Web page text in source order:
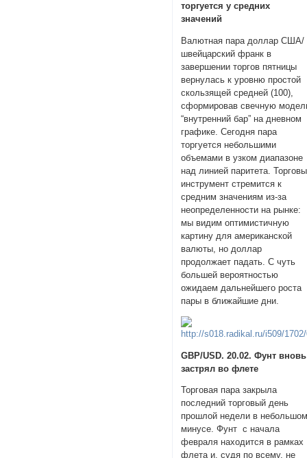
торгуется у средних
значений
Валютная пара доллар США/
швейцарский франк в
завершении торгов пятницы
вернулась к уровню простой
скользящей средней (100),
сформировав свечную
“внутренний бар” на дневном
графике. Сегодня пара
торгуется небольшими
объемами в узком диапазоне
над линией паритета.
инструмент стремится к
средним значениям из-за
неопределенности на рынке:
мы видим оптимистичную
картину для американской
валюты, но доллар
продолжает падать. С чуть
большей вероятностью
ожидаем дальнейшего роста
пары в ближайшие дни.
GBP/USD. 20.02. Фунт вновь
застрял во флете
Торговая пара закрыла
последний торговый день
прошлой недели в
минусе. Фунт с начала
февраля находится в рамках
флета и, судя по всему, не